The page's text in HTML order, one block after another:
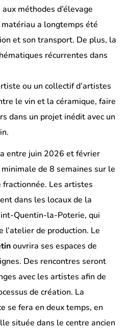
méthodes d’élevage
a longtemps été
et son transport. De plus, la
récurrentes dans
ou un collectif d’artistes
le vin et la céramique, faire
dans un projet inédit avec un
entre juin 2026 et février
de 8 semaines sur le
Les artistes
dans les locaux de la
Quentin-la-Poterie, qui
de production. Le
ouvrira ses espaces de
Des rencontres seront
avec les artistes afin de
de création. La
se fera en deux temps, en
située dans le centre ancien